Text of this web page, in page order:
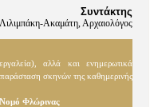
Συντάκτης
Ακαμάτη, Αρχαιολόγος
αλλά και ενημερωτικά
σκηνών της καθημερινής
Φλώρινας